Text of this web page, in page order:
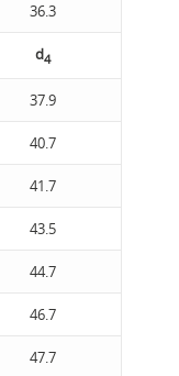
36.3
d4
37.9
40.7
41.7
43.5
44.7
46.7
47.7